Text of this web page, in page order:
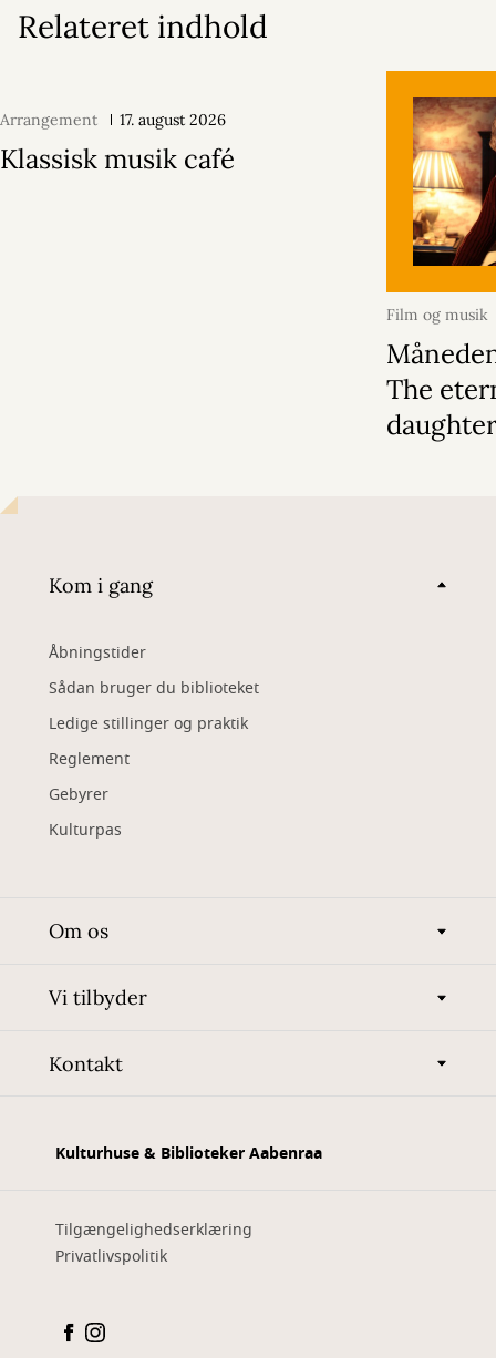
Relateret indhold
Arrangement 17. august 2026
Klassisk musik café
Film og musik
2026
The
Kom i gang
Åbningstider
Sådan bruger du biblioteket
Ledige stillinger og praktik
Reglement
Gebyrer
Kulturpas
Om os
Vi tilbyder
Kontakt
Kulturhuse & Biblioteker Aabenraa
Tilgængelighedserklæring
Privatlivspolitik